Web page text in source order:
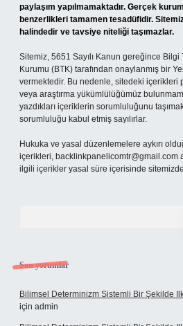
paylaşım yapılmamaktadır. Gerçek
benzerlikleri tamamen tesadüfidir.
halindedir ve tavsiye niteliği taşımazlar.
Sitemiz, 5651 Sayılı Kanun gereğince
Kurumu (BTK) tarafından onaylanmış bir
vermektedir. Bu nedenle, sitedeki içerikleri
veya araştırma yükümlülüğümüz
yazdıkları içeriklerin sorumluluğunu
sorumluluğu kabul etmiş sayılırlar.
Hukuka ve yasal düzenlemelere aykırı
içerikleri, backlinkpanelicomtr@gmail.com
ilgili içerikler yasal süre içerisinde
Son yorumlar
Bilimsel Determinizm Sistemli Bir Şekilde
için admin